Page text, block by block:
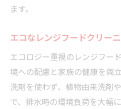
ます。
エコなレンジフードクリー
エコロジー重視のレンジフー
境への配慮と家族の健康を両
洗剤を使わず、植物由来洗剤
で、排水時の環境負荷を大幅